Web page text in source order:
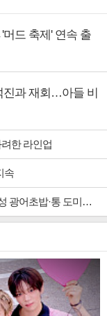
드 축제' 연속 출
진과 재회…아들 비
한 라인업
속
·통 도미찜 맛집 탐방